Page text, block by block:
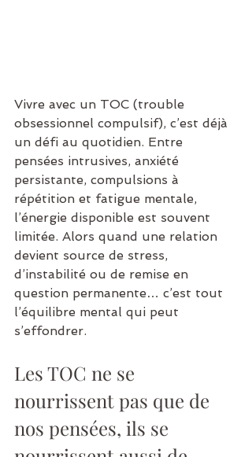
Vivre avec un TOC (trouble
obsessionnel compulsif), c’est déjà
un défi au quotidien. Entre
pensées intrusives, anxiété
persistante, compulsions à
répétition et fatigue mentale,
l’énergie disponible est souvent
limitée. Alors quand une relation
devient source de stress,
d’instabilité ou de remise en
question permanente… c’est tout
l’équilibre mental qui peut
s’effondrer.
Les TOC ne se
nourrissent pas que de
nos pensées, ils se